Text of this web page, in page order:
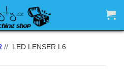

// LED LENSER L6